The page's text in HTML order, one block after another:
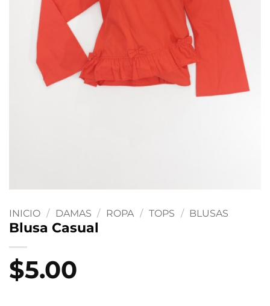
INICIO / DAMAS / ROPA / TOPS / BLUSAS
Blusa Casual
$5.00